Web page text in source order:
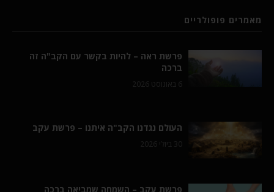
מאמרים פופולריים
פרשת ראה – להיות בקשר עם הקב"ה זה
ברכה
6 באוגוסט 2026
העולם נגדנו הקב"ה איתנו – פרשת עקב
30 ביולי 2026
פרשת עקב – השמחה שמביאה ברכה